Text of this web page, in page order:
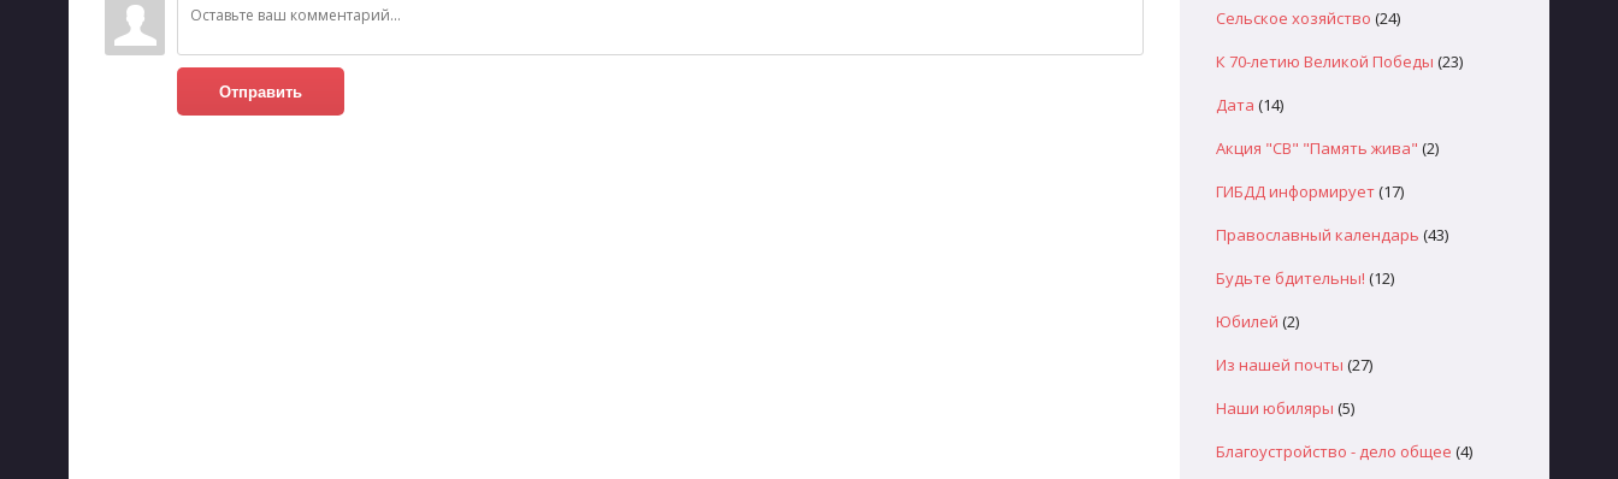
Отправить
Сельское хозяйство (24)
К 70-летию Великой Победы (23)
Дата (14)
Акция "СВ" "Память жива" (2)
ГИБДД информирует(17)
Православный календарь (43)
Будьте бдительны! (12)
Юбилей (2)
Из нашей почты (27)
Наши юбиляры (5)
Благоустройство - дело общее (4)